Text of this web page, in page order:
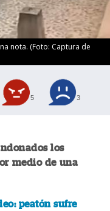
nota. (Foto: Captura de
5 3
los
medio de una
peatón sufre